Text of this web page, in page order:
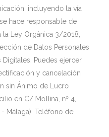
incluyendo la vía
hace responsable de
Ley Orgánica 3/2018,
de Datos Personales
Puedes ejercer
y cancelación
sin Ánimo de Lucro
en C/ Mollina, nº 4,
Málaga). Teléfono de